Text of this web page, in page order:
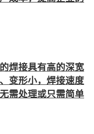
焊接具有高的深宽
变形小，焊接速度
需处理或只需简单